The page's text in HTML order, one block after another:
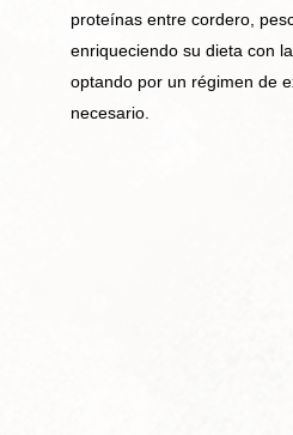
proteínas entre cordero,
enriqueciendo su dieta con
optando por un régimen de
necesario.